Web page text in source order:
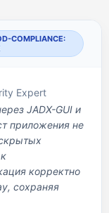
COMPLIANCE:
Expert
JADX-GUI и
приложения не
корректно
сохраняя